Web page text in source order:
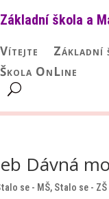
Základní škola a
Vítejte Základní
Škola OnLine
Dávná
se - MŠ, Stalo se - ZŠ